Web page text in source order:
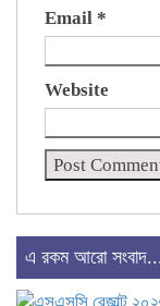
Email *
Website
এ রকম আরো